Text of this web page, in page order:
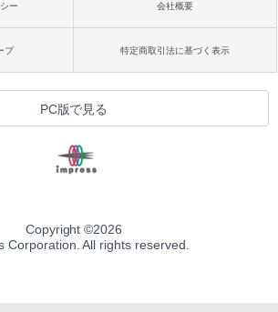
ー 会社概要
プ 特定商取引法に基づく表示
PC版で見る
Copyright ©2026
Corporation. All rights reserved.